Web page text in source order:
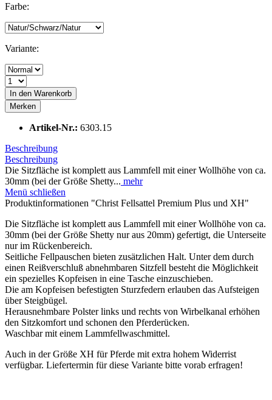
Farbe:
Variante:
In den Warenkorb
Merken
Artikel-Nr.: 6303.15
Beschreibung
Beschreibung
Die Sitzfläche ist komplett aus Lammfell mit einer Wollhöhe von ca.
30mm (bei der Größe Shetty... mehr
Menü schließen
Produktinformationen "Christ Fellsattel Premium Plus und XH"
Die Sitzfläche ist komplett aus Lammfell mit einer Wollhöhe von ca.
30mm (bei der Größe Shetty nur aus 20mm) gefertigt, die Unterseite
nur im Rückenbereich.
Seitliche Fellpauschen bieten zusätzlichen Halt. Unter dem durch
einen Reißverschluß abnehmbaren Sitzfell besteht die Möglichkeit
ein spezielles Kopfeisen in eine Tasche einzuschieben.
Die am Kopfeisen befestigten Sturzfedern erlauben das Aufsteigen
über Steigbügel.
Herausnehmbare Polster links und rechts von Wirbelkanal erhöhen
den Sitzkomfort und schonen den Pferderücken.
Waschbar mit einem Lammfellwaschmittel.
Auch in der Größe XH für Pferde mit extra hohem Widerrist
verfügbar. Liefertermin für diese Variante bitte vorab erfragen!